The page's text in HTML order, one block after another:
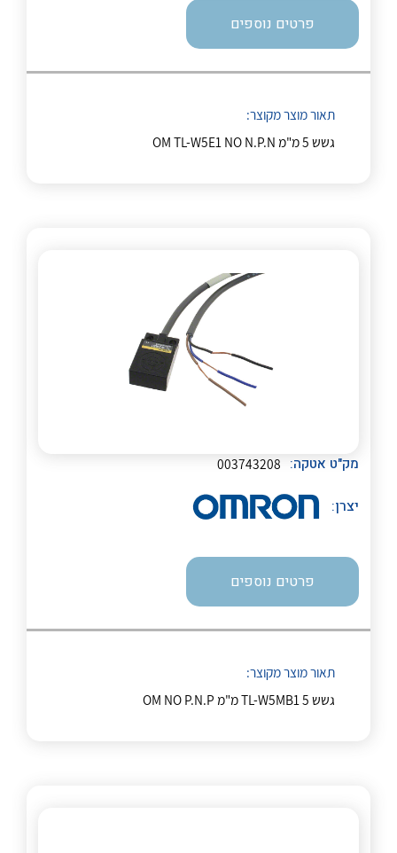
לכל מוצרי היצרן
לכל מוצרי היצרן לכל מוצרי היצרן
פרטים נוספים
תאור מוצר מקוצר:
גשש 5 מ"מ OM TL-W5E1 NO N.P.N
מק"ט אטקה: 003743208
יצרן:
פרטים נוספים
תאור מוצר מקוצר:
גשש TL-W5MB1 5 מ"מ OM NO P.N.P